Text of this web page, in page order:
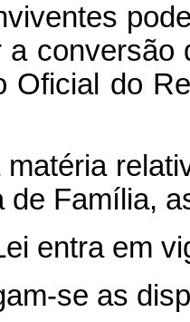
a
Oficial do
matéria
de Família,
entra em
se as